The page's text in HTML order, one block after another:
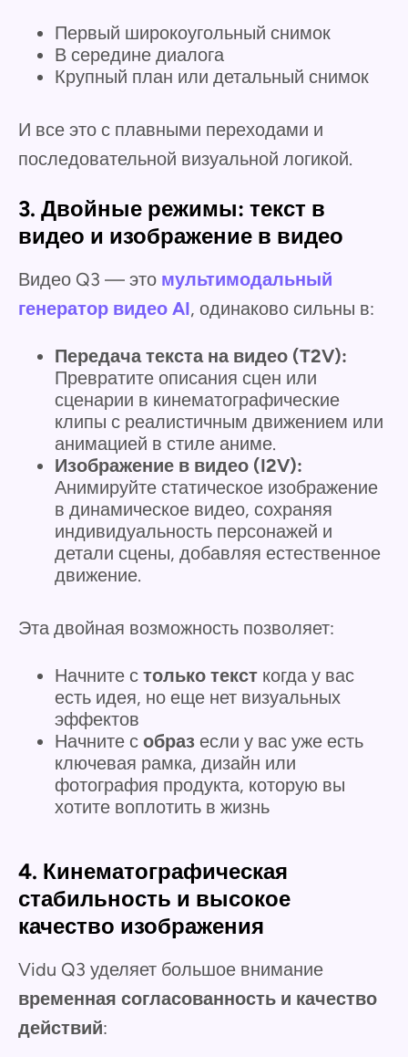
Первый широкоугольный снимок
В середине диалога
Крупный план или детальный снимок
И все это с плавными переходами и
последовательной визуальной логикой.
3. Двойные режимы: текст в
видео и изображение в видео
Видео Q3 — это мультимодальный
генератор видео AI, одинаково сильны в:
Передача текста на видео (T2V):
Превратите описания сцен или
сценарии в кинематографические
клипы с реалистичным движением или
анимацией в стиле аниме.
Изображение в видео (I2V):
Анимируйте статическое изображение
в динамическое видео, сохраняя
индивидуальность персонажей и
детали сцены, добавляя естественное
движение.
Эта двойная возможность позволяет:
Начните с только текст когда у вас
есть идея, но еще нет визуальных
эффектов
Начните с образ если у вас уже есть
ключевая рамка, дизайн или
фотография продукта, которую вы
хотите воплотить в жизнь
4. Кинематографическая
стабильность и высокое
качество изображения
Vidu Q3 уделяет большое внимание
временная согласованность и качество
действий: